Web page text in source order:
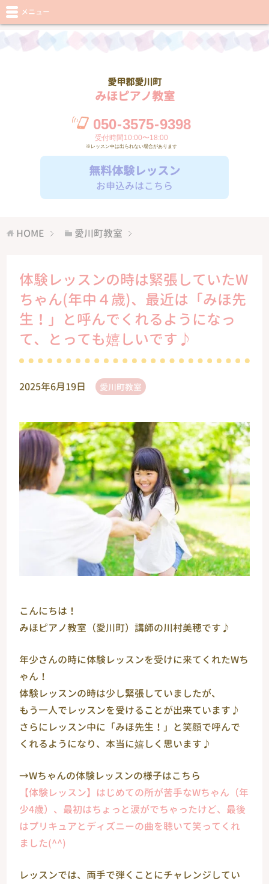
愛甲郡愛川町
みほピアノ教室
050-3575-9398
受付時間10:00〜18:00
※レッスン中は出られない場合があります
無料体験レッスン
お申込みはこちら
メニュー
HOME 愛川町教室
体験レッスンの時は緊張していたW
ちゃん(年中４歳)、最近は「みほ先
生！」と呼んでくれるようになっ
て、とっても嬉しいです♪
2025年6月19日 愛川町教室
こんにちは！
みほピアノ教室（愛川町）講師の川村美穂です♪
年少さんの時に体験レッスンを受けに来てくれたWち
ゃん！
体験レッスンの時は少し緊張していましたが、
もう一人でレッスンを受けることが出来ています♪
さらにレッスン中に「みほ先生！」と笑顔で呼んで
くれるようになり、本当に嬉しく思います♪
→Wちゃんの体験レッスンの様子はこちら
【体験レッスン】はじめての所が苦手なWちゃん（年
少4歳）、最初はちょっと涙がでちゃったけど、最後
はプリキュアとディズニーの曲を聴いて笑ってくれ
ました(^^)
レッスンでは、両手で弾くことにチャレンジしてい